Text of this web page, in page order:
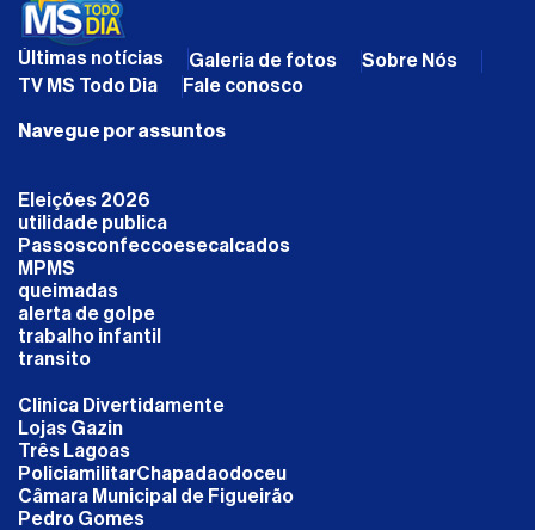
Últimas notícias Galeria de fotos
Sobre Nós
TV MS Todo Dia
Fale conosco
Navegue por assuntos
Eleições 2026
utilidade publica
Passosconfeccoesecalcados
MPMS
queimadas
alerta de golpe
trabalho infantil
transito
Clinica Divertidamente
Lojas Gazin
Três Lagoas
PoliciamilitarChapadaodoceu
Câmara Municipal de Figueirão
Pedro Gomes